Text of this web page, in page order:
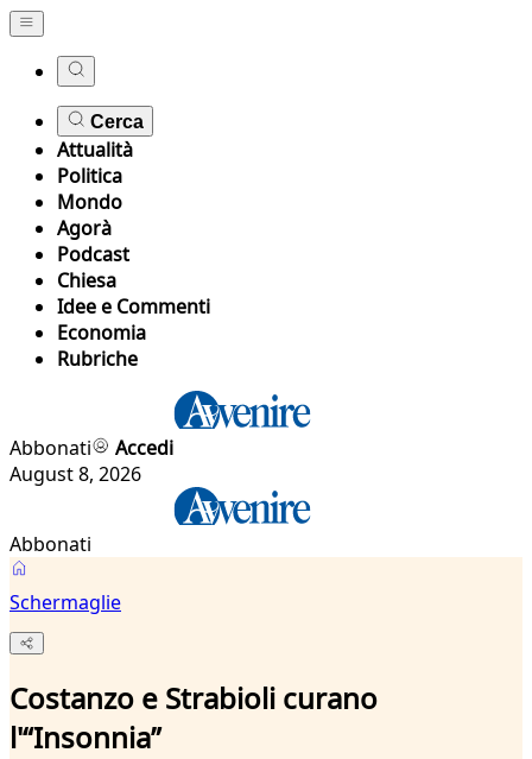
Cerca
Attualità
Politica
Mondo
Agorà
Podcast
Chiesa
Idee e Commenti
Economia
Rubriche
Abbonati
Accedi
August 8, 2026
Abbonati
Schermaglie
Costanzo e Strabioli curano
l'“Insonnia”